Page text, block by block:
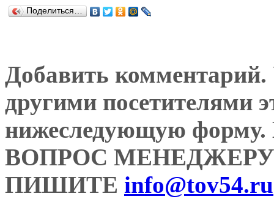
Поделиться…
Добавить комментарий.
другими посетителями
нижеследующую
ВОПРОС
ПИШИТЕ info@tov54.ru